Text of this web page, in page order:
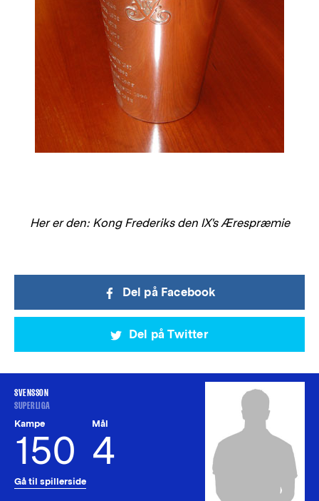
Her er den: Kong Frederiks den IX's Ærespræmie
Del på Facebook
Del på Twitter
SVENSSON
SUPERLIGA
Kampe
150
Mål
4
Gå til spillerside